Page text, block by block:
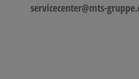
servicecenter@mts-